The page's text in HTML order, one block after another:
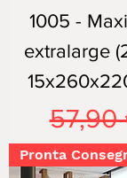
1005 -
extralarge
57,90
Pronta